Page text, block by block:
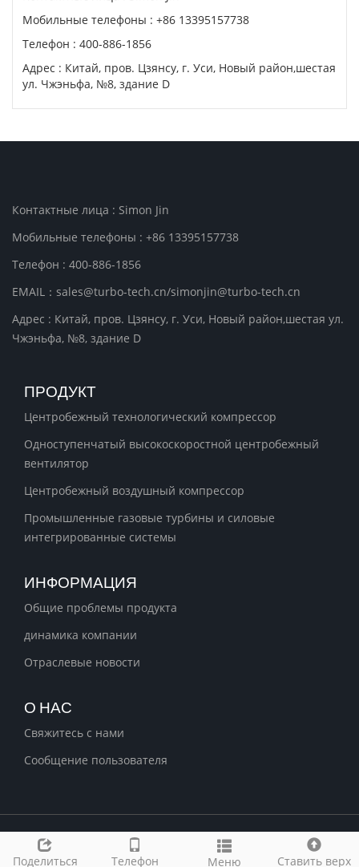
Мобильные телефоны : +86 13395157738
Телефон : 400-886-1856
Адрес : Китай, пров. Цзянсу, г. Уси, Новый район,шестая
ул. Чжэньфа, №8, здание D
Поделиться Телефон Меню Ставить верх
Контактные лица : Simon Jin
Мобильные телефоны : +86 13395157738
Телефон : 400-886-1856
EMAIL：sales@turbo-tech.cn/simonjin@turbo-tech.cn
Адрес : Китай, пров. Цзянсу, г. Уси, Новый район,шестая ул.
Чжэньфа, №8, здание D
ПРОДУКТ
Центробежный технологический компрессор
Одноступенчатый высокоскоростной центробежный
вентилятор
Центробежный воздушный компрессор
Промышленные газовые турбины и силовые
интегрированные системы
ИНФОРМАЦИЯ
Общие проблемы продукта
динамика компании
Отраслевые новости
О НАС
Свяжитесь с нами
Сообщение пользователя
Дружеские связи